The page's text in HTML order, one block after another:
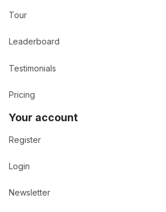
Tour
Leaderboard
Testimonials
Pricing
Your account
Register
Login
Newsletter